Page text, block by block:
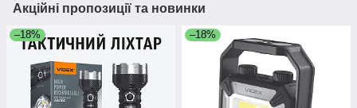
Акційні пропозиції та новинки
–18% –18%